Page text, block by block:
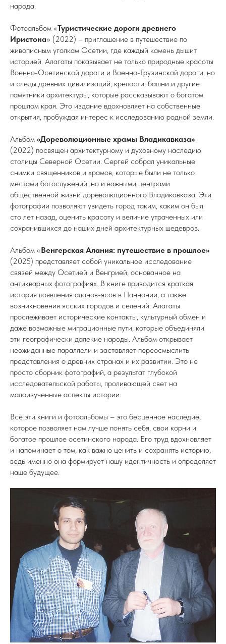
народа.
Фотоальбом «Туристические дороги древнего
Иристона» (2022) – приглашение в путешествие по
живописным уголкам Осетии, где каждый камень дышит
историей. Алагаты показывает не только природные красоты
Военно-Осетинской дороги и Военно-Грузинской дороги, но
и следы древних цивилизаций, крепости, башни и другие
памятники архитектуры, которые рассказывают о богатом
прошлом края. Это издание вдохновляет на собственные
открытия, пробуждая интерес к исследованию родной земли.
Альбом «Дореволюционные храмы Владикавказа»
(2022) посвящен архитектурному и духовному наследию
столицы Северной Осетии. Сергей собрал уникальные
снимки священников и храмов, которые были не только
местами богослужений, но и важными центрами
общественной жизни дореволюционного Владикавказа. Эти
фотографии позволяют увидеть город таким, каким он был
сто лет назад, оценить красоту и величие утраченных или
сохранившихся до наших дней архитектурных шедевров.
Альбом «Венгерская Алания: путешествие в прошлое»
(2025) представляет собой уникальное исследование
связей между Осетией и Венгрией, основанное на
антикварных фотографиях. В книге приводится краткая
история появления аланов-ясов в Паннонии, а также
возникновения ясских городов и селений. Алагаты
прослеживает исторические контакты, культурный обмен и
даже возможные миграционные пути, которые объединяли
эти географически далекие народы. Альбом открывает
неожиданные параллели и заставляет переосмыслить
представления о древних странах и их развитии. Это не
просто сборник фотографий, а результат глубокой
исследовательской работы, проливающей свет на
малоизученные аспекты истории.
Все эти книги и фотоальбомы – это бесценное наследие,
которое позволяет нам лучше понять себя, свои корни и
богатое прошлое осетинского народа. Его труд вдохновляет
и напоминает о том, как важно ценить и сохранять историю,
ведь именно она формирует нашу идентичность и определяет
наше будущее.